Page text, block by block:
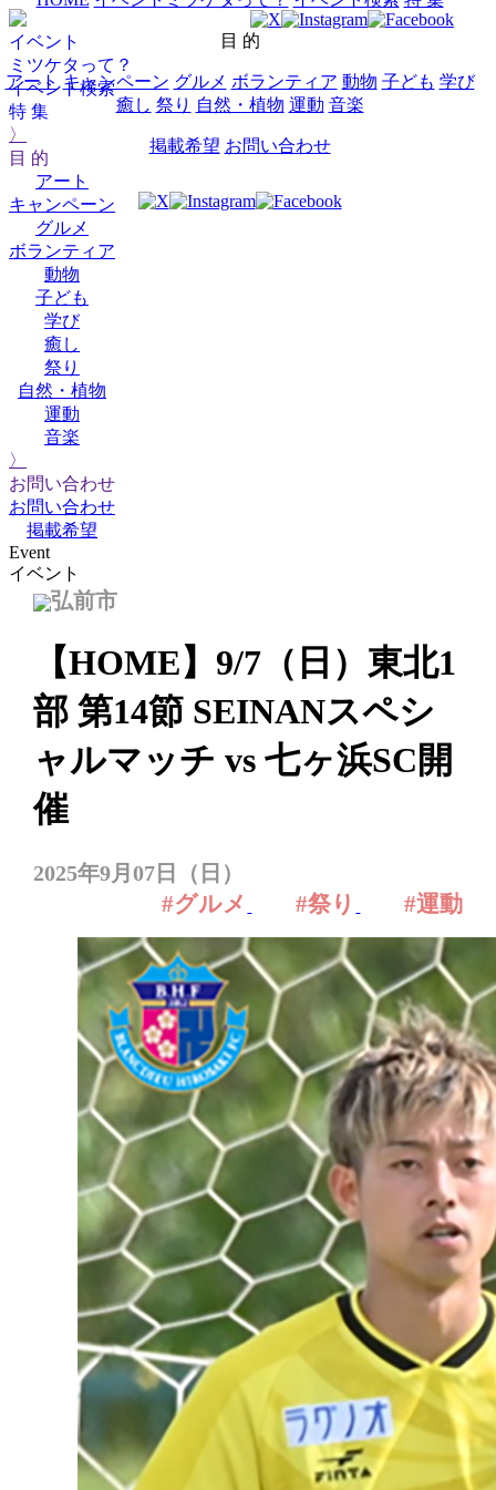
イベント
ミツケタって？
イベント検索
特 集
〉
目 的
アート
キャンペーン
グルメ
ボランティア
動物
子ども
学び
癒し
祭り
自然・植物
運動
音楽
〉
お問い合わせ
お問い合わせ
掲載希望
目 的
アート キャンペーン グルメ ボランティア 動物 子ども 学び
癒し 祭り 自然・植物 運動 音楽
掲載希望 お問い合わせ
Event
イベント
弘前市
【HOME】9/7（日）東北1
部 第14節 SEINANスペシ
ャルマッチ vs 七ヶ浜SC開
催
2025年9月07日（日）
#グルメ #祭り #運動